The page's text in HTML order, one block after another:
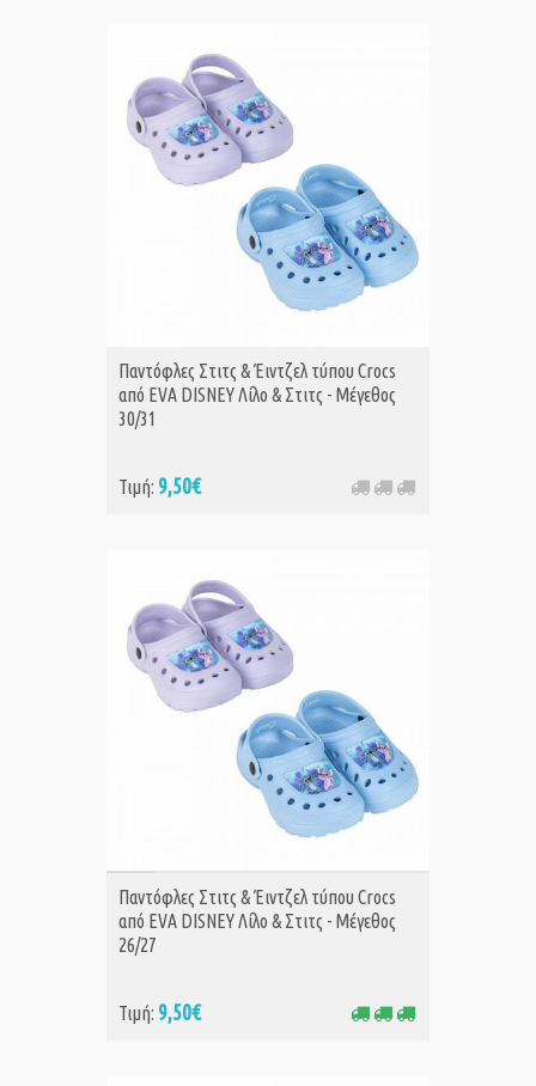
Παντόφλες Στιτς & Έιντζελ τύπου Crocs
από EVA DISNEY Λίλο & Στιτς - Μέγεθος
30/31
Τιμή: 9,50€
ΑΓΟΡΑ
Παντόφλες Στιτς & Έιντζελ τύπου Crocs
από EVA DISNEY Λίλο & Στιτς - Μέγεθος
26/27
Τιμή: 9,50€